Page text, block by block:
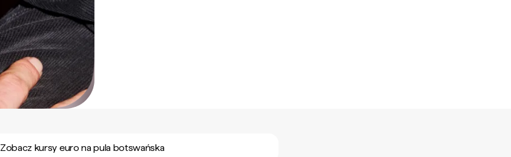
Zobacz kursy euro na pula botswańska